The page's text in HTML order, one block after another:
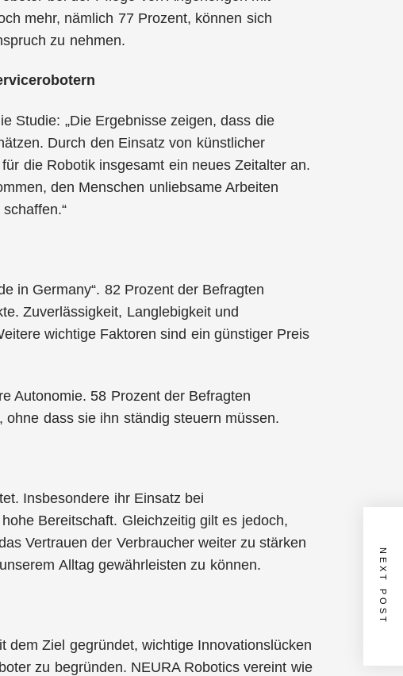
mehr, nämlich 77 Prozent, können sich
zu nehmen.
Studie: „Die Ergebnisse zeigen, dass die
Durch den Einsatz von künstlicher
die Robotik insgesamt ein neues Zeitalter an.
den Menschen unliebsame Arbeiten
in Germany“. 82 Prozent der Befragten
Zuverlässigkeit, Langlebigkeit und
wichtige Faktoren sind ein günstiger Preis
Autonomie. 58 Prozent der Befragten
dass sie ihn ständig steuern müssen.
Insbesondere ihr Einsatz bei
Bereitschaft. Gleichzeitig gilt es jedoch,
Vertrauen der Verbraucher weiter zu stärken
Alltag gewährleisten zu können.
dem Ziel gegründet, wichtige Innovationslücken
zu begründen. NEURA Robotics vereint wie
NEXT POST